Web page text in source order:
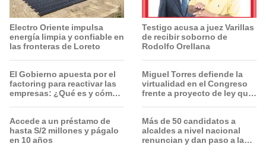
Electro Oriente impulsa
energía limpia y confiable en
las fronteras de Loreto
El Gobierno apuesta por el
factoring para reactivar las
empresas: ¿Qué es y cómo
Accede a un préstamo de
hasta S/2 millones y págalo
en 10 años
Testigo acusa a juez Varillas
de recibir soborno de
Rodolfo Orellana
Miguel Torres defiende la
virtualidad en el Congreso
frente a proyecto de ley que
Más de 50 candidatos a
alcaldes a nivel nacional
renuncian y dan paso a la